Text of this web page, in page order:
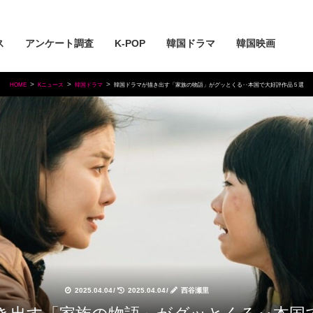
アンケート調査 K-POP 韓国ドラマ 韓国映画
HOME Kニュース 韓国ドラマ 韓国ドラマが描き出す「家族の物語」がグッとくる‥本国で大好評作品５選
2025.04.04/ 2025.04.04/ 西谷瀬里